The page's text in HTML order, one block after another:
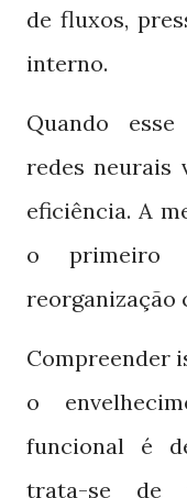
de fluxos,
interno.
Quando
redes neurais
eficiência. A
o primeiro
reorganização
Compreender
o
funcional é
trata-se de